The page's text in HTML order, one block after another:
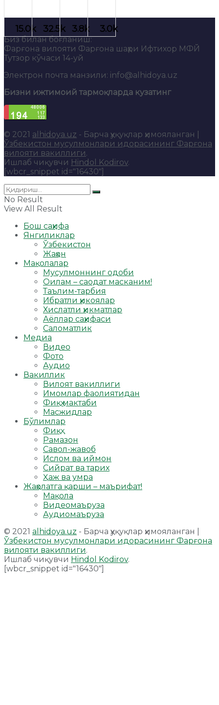
Биз билан боғланиш:
Фарғона вилояти Фарғона шаҳри Ифтихор МФЙ
Тутзор кўчаси 14-уй
Электрон почта манзили: info@alhidoya.uz
Бизни ижтимоий тармоқларда кузатинг
© 2021 alhidoya.uz - Барча ҳуқуқлар ҳимояланган |
Ўзбекистон мусулмонлари идорасининг Фарғона
вилояти вакиллиги.
Ишлаб чиқувчи Hindol Kodirov.
[wbcr_snippet id="16430"]
No Result
View All Result
Бош саҳифа
Янгиликлар
Ўзбекистон
Жаҳон
Мақолалар
Мусулмоннинг одоби
Оилам – саодат масканим!
Таълим-тарбия
Ибратли ҳикоялар
Хислатли ҳикматлар
Аёллар саҳифаси
Саломатлик
Медиа
Видео
Фото
Аудио
Вакиллик
Вилоят вакиллиги
Имомлар фаолиятидан
Фиқҳ мактаби
Масжидлар
Бўлимлар
Фиқҳ
Рамазон
Савол-жавоб
Ислом ва иймон
Сийрат ва тарих
Ҳаж ва умра
Жаҳолатга қарши – маърифат!
Мақола
Видеомаъруза
Аудиомаъруза
© 2021 alhidoya.uz - Барча ҳуқуқлар ҳимояланган |
Ўзбекистон мусулмонлари идорасининг Фарғона
вилояти вакиллиги.
Ишлаб чиқувчи Hindol Kodirov.
[wbcr_snippet id="16430"]